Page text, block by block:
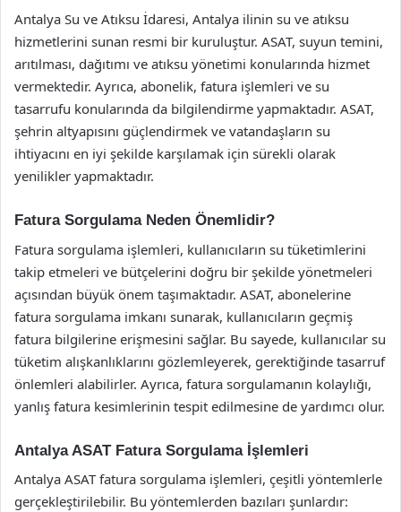
Antalya Su ve Atıksu İdaresi, Antalya ilinin su ve atıksu
hizmetlerini sunan resmi bir kuruluştur. ASAT, suyun temini,
arıtılması, dağıtımı ve atıksu yönetimi konularında hizmet
vermektedir. Ayrıca, abonelik, fatura işlemleri ve su
tasarrufu konularında da bilgilendirme yapmaktadır. ASAT,
şehrin altyapısını güçlendirmek ve vatandaşların su
ihtiyacını en iyi şekilde karşılamak için sürekli olarak
yenilikler yapmaktadır.
Fatura Sorgulama Neden Önemlidir?
Fatura sorgulama işlemleri, kullanıcıların su tüketimlerini
takip etmeleri ve bütçelerini doğru bir şekilde yönetmeleri
açısından büyük önem taşımaktadır. ASAT, abonelerine
fatura sorgulama imkanı sunarak, kullanıcıların geçmiş
fatura bilgilerine erişmesini sağlar. Bu sayede, kullanıcılar su
tüketim alışkanlıklarını gözlemleyerek, gerektiğinde tasarruf
önlemleri alabilirler. Ayrıca, fatura sorgulamanın kolaylığı,
yanlış fatura kesimlerinin tespit edilmesine de yardımcı olur.
Antalya ASAT Fatura Sorgulama İşlemleri
Antalya ASAT fatura sorgulama işlemleri, çeşitli yöntemlerle
gerçekleştirilebilir. Bu yöntemlerden bazıları şunlardır: